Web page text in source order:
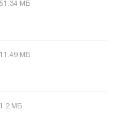
51.34 МБ
11.49 МБ
1.2 МБ